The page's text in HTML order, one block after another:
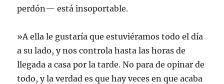
perdón— está insoportable.
»A ella le gustaría que estuviéramos todo el día
a su lado, y nos controla hasta las horas de
llegada a casa por la tarde. No para de opinar de
todo, y la verdad es que hay veces en que acaba